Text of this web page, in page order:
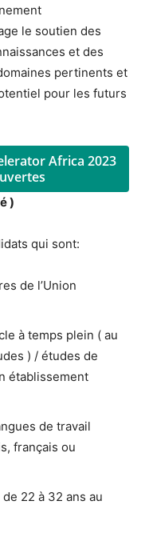
le soutien des
et des
pertinents et
pour les futurs
Africa 2023
)
qui sont:
de l’Union
à temps plein ( au
) / études de
établissement
de travail
français ou
22 à 32 ans au